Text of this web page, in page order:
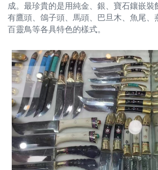
成。最珍貴的是用純金、銀、寶石鑲嵌裝
有鷹頭、鴿子頭、馬頭、巴旦木、魚尾、
百靈鳥等各具特色的樣式。